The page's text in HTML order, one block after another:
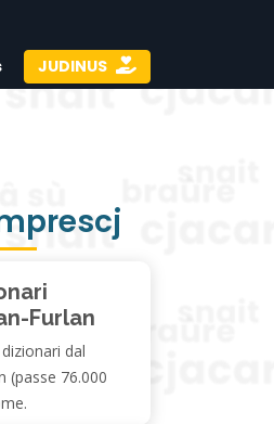
JUDINUS
Furlan
dal
(passe 76.000